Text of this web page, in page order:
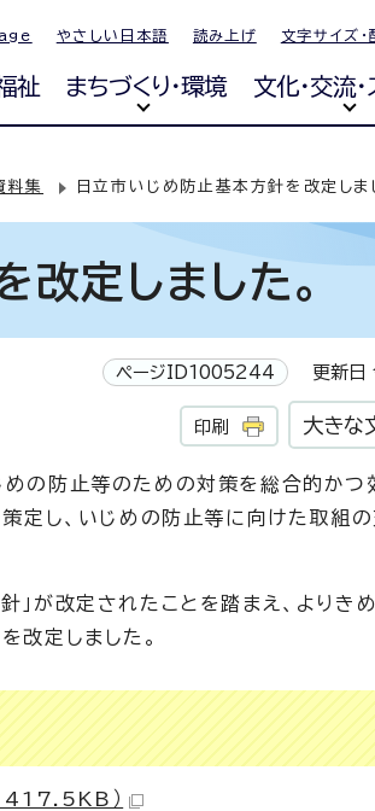
やさしい日本語 読み上げ 文字サイズ
祉 まちづくり・環境 文化・交流
料集 日立市いじめ防止基本方針を改定しま
定しました。
ページID1005244 更新日
印刷 大きな
めの防止等のための対策を総合的かつ
定し、いじめの防止等に向けた取組
が改定されたことを踏まえ、よりき
改定しました。
417.5KB）